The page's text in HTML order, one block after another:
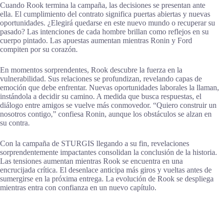
Cuando Rook termina la campaña, las decisiones se presentan ante
ella. El cumplimiento del contrato significa puertas abiertas y nuevas
oportunidades. ¿Elegirá quedarse en este nuevo mundo o recuperar su
pasado? Las intenciones de cada hombre brillan como reflejos en su
cuerpo pintado. Las apuestas aumentan mientras Ronin y Ford
compiten por su corazón.
En momentos sorprendentes, Rook descubre la fuerza en la
vulnerabilidad. Sus relaciones se profundizan, revelando capas de
emoción que debe enfrentar. Nuevas oportunidades laborales la llaman,
instándola a decidir su camino. A medida que busca respuestas, el
diálogo entre amigos se vuelve más conmovedor. “Quiero construir un
nosotros contigo,” confiesa Ronin, aunque los obstáculos se alzan en
su contra.
Con la campaña de STURGIS llegando a su fin, revelaciones
sorprendentemente impactantes consolidan la conclusión de la historia.
Las tensiones aumentan mientras Rook se encuentra en una
encrucijada crítica. El desenlace anticipa más giros y vueltas antes de
sumergirse en la próxima entrega. La evolución de Rook se despliega
mientras entra con confianza en un nuevo capítulo.